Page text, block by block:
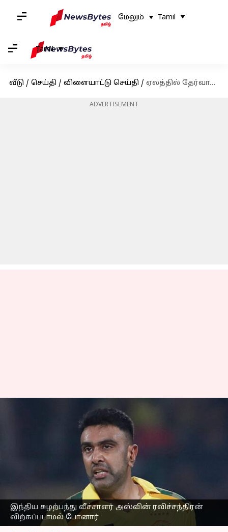
மேலும் Tamil
Tamil
வீடு / செய்தி / விளையாட்டு செய்தி / ஏலத்தில் தேர்வாகவில்லை, ஆனாலும் வரவிருக்கும் ILT20 இல் அஸ்வின் ரவிச்சந்திரன் இடம்பெற முடியுமா?
ADVERTISEMENT
இந்திய சுழற்பந்து வீச்சாளர் அஸ்வின் ரவிச்சந்திரன்
விற்கப்படாமல் போனார்
தேர்வாகவில்லை,
ஆனாலும் வரவிருக்கும்
ILT20 இல் அஸ்வின்
ரவிச்சந்திரன் இடம்பெற
முடியுமா?
எழுதியவர் Venkatalakshmi V Oct 02, 2025 12:33 pm